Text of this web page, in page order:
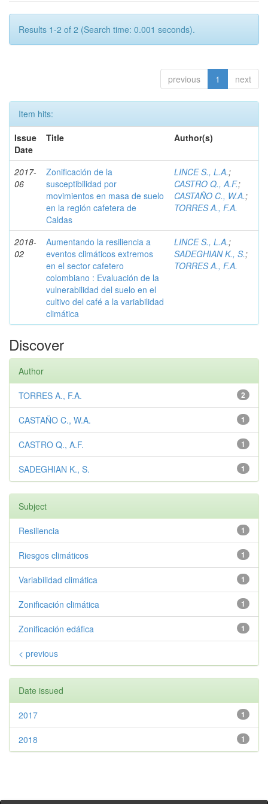
Results 1-2 of 2 (Search time: 0.001 seconds).
previous 1 next
Item hits:
Issue
Date
Title Author(s)
2017-
06
Zonificación de la
susceptibilidad por
movimientos en masa de suelo
en la región cafetera de
Caldas
LINCE S., L.A.;
CASTRO Q., A.F.;
CASTAÑO C., W.A.;
TORRES A., F.A.
2018-
02
Aumentando la resiliencia a
eventos climáticos extremos
en el sector cafetero
colombiano : Evaluación de la
vulnerabilidad del suelo en el
cultivo del café a la variabilidad
climática
LINCE S., L.A.;
SADEGHIAN K., S.;
TORRES A., F.A.
Discover
Author
2
TORRES A., F.A.
1
CASTAÑO C., W.A.
1
CASTRO Q., A.F.
1
SADEGHIAN K., S.
Subject
1
Resiliencia
1
Riesgos climáticos
1
Variabilidad climática
1
Zonificación climática
1
Zonificación edáfica
< previous
Date issued
1
2017
1
2018